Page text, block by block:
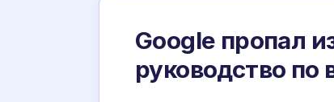
Google пропал
руководство по